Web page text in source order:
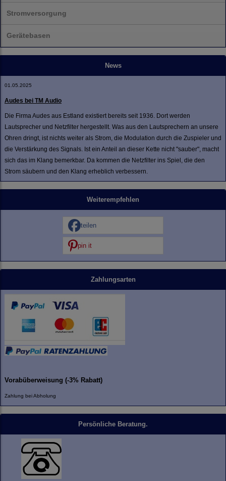
Stromversorgung
Gerätebasen
News
01.05.2025
Audes bei TM Audio
Die Firma Audes aus Estland existiert bereits seit 1936. Dort werden
Lautsprecher und Netzfilter hergestellt. Was aus den Lautsprechern an unsere
Ohren dringt, ist nichts weiter als Strom, die Modulation durch die Zuspieler und
die Verstärkung des Signals. Ist ein Anteil an dieser Kette nicht "sauber", macht
sich das im Klang bemerkbar. Da kommen die Netzfilter ins Spiel, die den
Strom säubern und den Klang erheblich verbessern.
Weiterempfehlen
teilen
pin it
Zahlungsarten
Vorabüberweisung (-3% Rabatt)
Zahlung bei Abholung
Persönliche Beratung.